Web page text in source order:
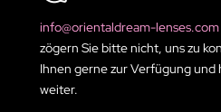
info@orientaldream-
zögern Sie bitte nicht, uns zu
Ihnen gerne zur Verfügung
weiter.